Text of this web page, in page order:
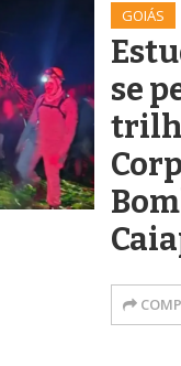
GOIÁS
se